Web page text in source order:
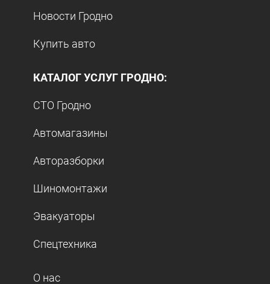
Новости Гродно
Купить авто
КАТАЛОГ УСЛУГ ГРОДНО:
СТО Гродно
Автомагазины
Авторазборки
Шиномонтажи
Эвакуаторы
Спецтехника
О нас